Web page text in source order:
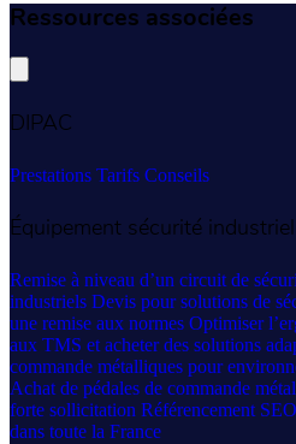
Ressources associées
DIPAC
Prestations Tarifs Conseils
Équipement sécurité
Remise à niveau d’un circuit de
industriels Devis pour solutions de
une remise aux normes Optimiser
aux TMS et acheter des solutions
commande métalliques pour
Achat de pédales de commande
forte sollicitation Référencement
dans toute la France